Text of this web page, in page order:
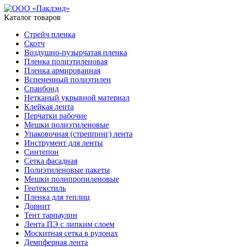
Каталог товаров
Стрейч пленка
Скотч
Воздушно-пузырчатая пленка
Пленка полиэтиленовая
Пленка армированная
Вспененный полиэтилен
Спанбонд
Нетканый укрывной материал
Клейкая лента
Перчатки рабочие
Мешки полиэтиленовые
Упаковочная (стреппинг) лента
Инструмент для ленты
Синтепон
Сетка фасадная
Полиэтиленовые пакеты
Мешки полипропиленовые
Геотекстиль
Пленка для теплиц
Дорнит
Тент тарпаулин
Лента ПЭ с липким слоем
Москитная сетка в рулонах
Демпферная лента